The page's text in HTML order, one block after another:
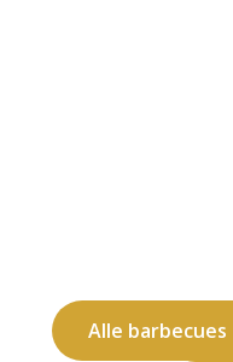
Alle barbecues